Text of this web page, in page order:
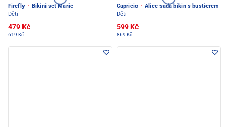
Firefly · Bikini set Marie
Děti
479 Kč
619 Kč
Capricio · Alice sada bikin s bustierem
Děti
599 Kč
869 Kč